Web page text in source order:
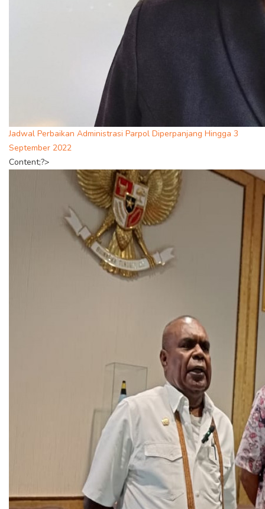
Jadwal Perbaikan Administrasi Parpol Diperpanjang Hingga 3
September 2022
Content;?>